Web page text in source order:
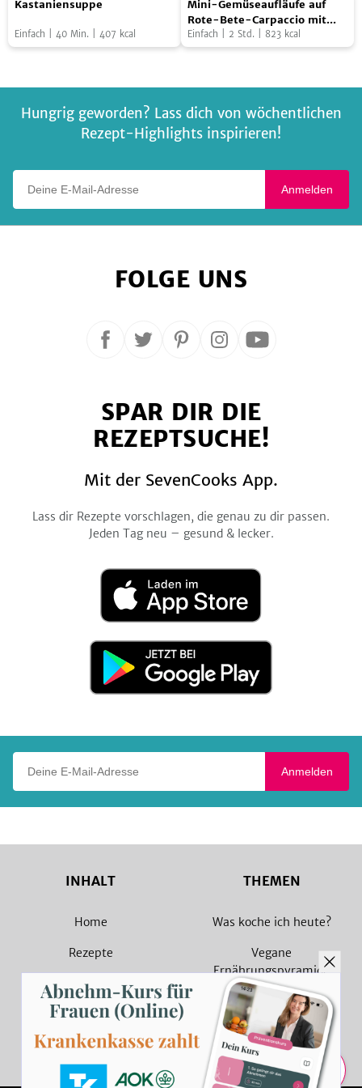
Teilen
Eichelkürbis
Kastaniensuppe
Einfach 40 Min. 407 kcal
Gemüseaufläufe
auf
mit
Feldsalatpesto
Mini-Gemüseaufläufe auf
Rote-Bete-Carpaccio mit
Feldsalatpesto
Einfach 2 Std. 823 kcal
Hungrig geworden? Lass dich von wöchentlichen
Rezept-Highlights inspirieren!
Anmelden
FOLGE UNS
Folge
Facebook
Folge
Twitter
Folge
Pinterest
Folge
Instagram
Folge
YouTube
SPAR DIR DIE
REZEPTSUCHE!
Mit der SevenCooks App.
Lass dir Rezepte vorschlagen, die genau zu dir passen.
Jeden Tag neu – gesund & lecker.
Laden
im
App
Jetzt
Google
Anmelden
INHALT
Home
Rezepte
Magazin
Sammlungen
Rezept Suche
THEMEN
Was koche ich heute?
Vegane
Ernährungspyramide
Vegane Rezepte
Vegetarische Rezepte